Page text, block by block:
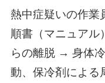
熱中症疑いの作業
順書（マニュアル
らの離脱 → 身体
動、保冷剤によ